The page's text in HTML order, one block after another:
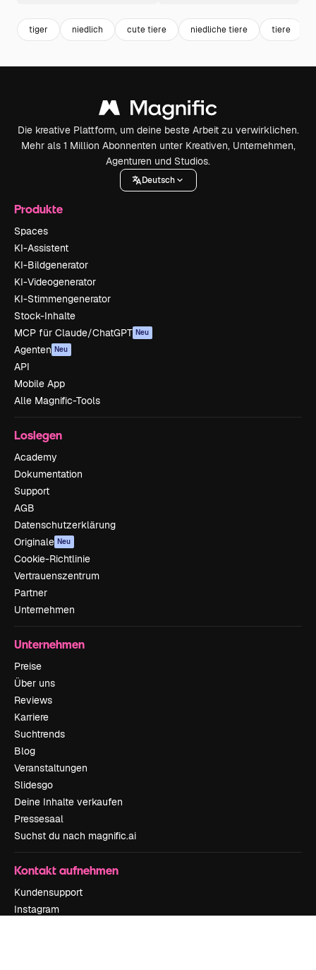
tiger niedlich cute tiere niedliche tiere tiere
Die kreative Plattform, um deine beste Arbeit zu verwirklichen.
Mehr als 1 Million Abonnenten unter Kreativen, Unternehmen,
Agenturen und Studios.
Deutsch
Produkte
Spaces
KI-Assistent
KI-Bildgenerator
KI-Videogenerator
KI-Stimmengenerator
Stock-Inhalte
MCP für Claude/ChatGPT Neu
Agenten Neu
API
Mobile App
Alle Magnific-Tools
Loslegen
Academy
Dokumentation
Support
AGB
Datenschutzerklärung
Originale Neu
Cookie-Richtlinie
Vertrauenszentrum
Partner
Unternehmen
Unternehmen
Preise
Über uns
Reviews
Karriere
Suchtrends
Blog
Veranstaltungen
Slidesgo
Deine Inhalte verkaufen
Pressesaal
Suchst du nach magnific.ai
Kontakt aufnehmen
Kundensupport
Instagram